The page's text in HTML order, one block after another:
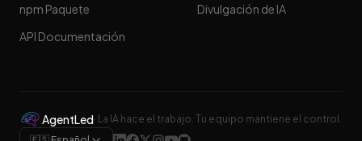
npm Paquete
API Documentación
Divulgación de IA
AgentLed· La IA hace el trabajo. Tu equipo mantiene el control.